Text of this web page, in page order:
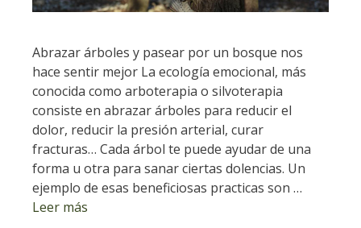
Abrazar árboles y pasear por un bosque nos
hace sentir mejor La ecología emocional, más
conocida como arboterapia o silvoterapia
consiste en abrazar árboles para reducir el
dolor, reducir la presión arterial, curar
fracturas… Cada árbol te puede ayudar de una
forma u otra para sanar ciertas dolencias. Un
ejemplo de esas beneficiosas practicas son …
Leer más